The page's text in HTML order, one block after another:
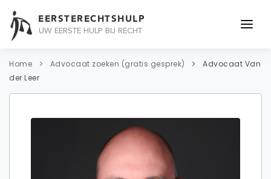
EERSTERECHTSHULP
UW EERSTE HULP BIJ RECHT
ONDERWERPEN
ADVOCAAT
Home Advocaat zoeken (gratis gesprek)
Advocaat Van
der Leer